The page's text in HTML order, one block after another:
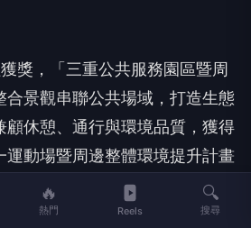
獎，「三重公共服務園區暨周
合景觀串聯公共場域，打造生態
顧休憩、通行與環境品質，獲得
運動場暨周邊整體環境提升計畫
步道拓寬、全線順平，打造連續
。另新莊區公所辦理「新莊區中
🔥
熱門 Reels
🔍
搜尋